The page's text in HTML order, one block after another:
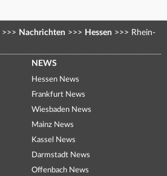
>>> Nachrichten >>> Hessen >>> Rhein-
NEWS
Hessen News
Frankfurt News
Wiesbaden News
Mainz News
Kassel News
Darmstadt News
Offenbach News